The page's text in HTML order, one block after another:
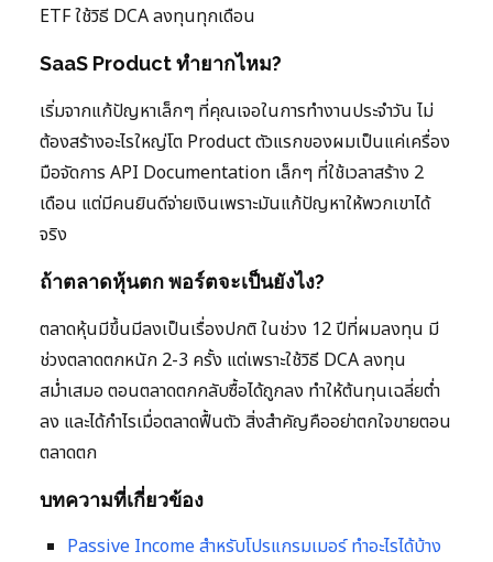
ETF ใช้วิธี DCA ลงทุนทุกเดือน
SaaS Product ทำยากไหม?
เริ่มจากแก้ปัญหาเล็กๆ ที่คุณเจอในการทำงานประจำวัน ไม่
ต้องสร้างอะไรใหญ่โต Product ตัวแรกของผมเป็นแค่เครื่อง
มือจัดการ API Documentation เล็กๆ ที่ใช้เวลาสร้าง 2
เดือน แต่มีคนยินดีจ่ายเงินเพราะมันแก้ปัญหาให้พวกเขาได้
จริง
ถ้าตลาดหุ้นตก พอร์ตจะเป็นยังไง?
ตลาดหุ้นมีขึ้นมีลงเป็นเรื่องปกติ ในช่วง 12 ปีที่ผมลงทุน มี
ช่วงตลาดตกหนัก 2-3 ครั้ง แต่เพราะใช้วิธี DCA ลงทุน
สม่ำเสมอ ตอนตลาดตกกลับซื้อได้ถูกลง ทำให้ต้นทุนเฉลี่ยต่ำ
ลง และได้กำไรเมื่อตลาดฟื้นตัว สิ่งสำคัญคืออย่าตกใจขายตอน
ตลาดตก
บทความที่เกี่ยวข้อง
Passive Income สำหรับโปรแกรมเมอร์ ทำอะไรได้บ้าง